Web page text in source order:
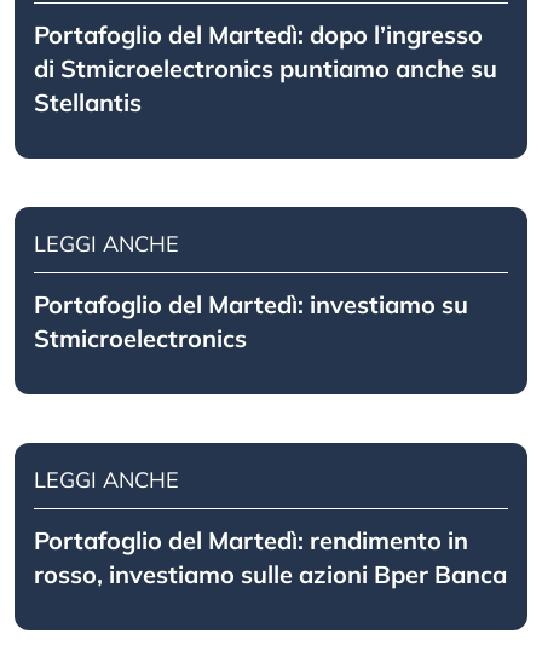
Portafoglio del Martedì: dopo l’ingresso
di Stmicroelectronics puntiamo anche su
Stellantis
LEGGI ANCHE
Portafoglio del Martedì: investiamo su
Stmicroelectronics
LEGGI ANCHE
Portafoglio del Martedì: rendimento in
rosso, investiamo sulle azioni Bper Banca